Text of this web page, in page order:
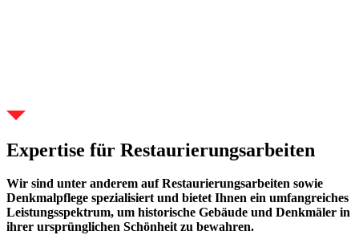
Expertise für Restaurierungsarbeiten
Wir sind unter anderem auf Restaurierungsarbeiten sowie
Denkmalpflege spezialisiert und bietet Ihnen ein umfangreiches
Leistungsspektrum, um historische Gebäude und Denkmäler in
ihrer ursprünglichen Schönheit zu bewahren.